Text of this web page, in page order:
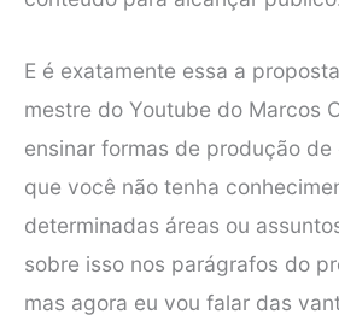
E é exatamente essa a
mestre do Youtube do Marcos
ensinar formas de produção
que você não tenha
determinadas áreas ou
sobre isso nos parágrafos do
mas agora eu vou falar das